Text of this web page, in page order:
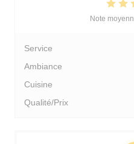
Note
Service
Ambiance
Cuisine
Qualité/Prix